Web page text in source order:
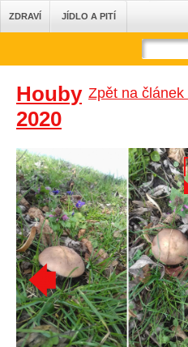
ZDRAVÍ JÍDLO A PITÍ
Zpět na
Houby
2020